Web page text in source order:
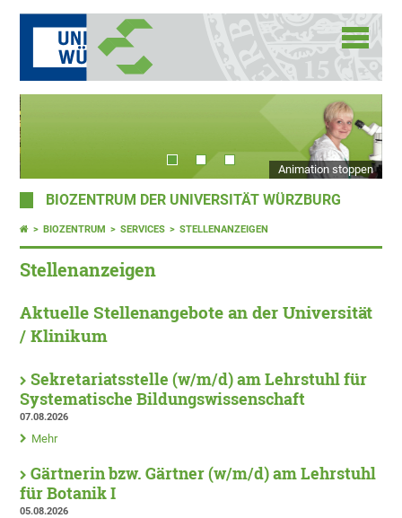
Animation stoppen
BIOZENTRUM DER UNIVERSITÄT WÜRZBURG
BIOZENTRUM SERVICES STELLENANZEIGEN
Stellenanzeigen
Aktuelle Stellenangebote an der Universität
/ Klinikum
Sekretariatsstelle (w/m/d) am Lehrstuhl für
Systematische Bildungswissenschaft
07.08.2026
Mehr
Gärtnerin bzw. Gärtner (w/m/d) am Lehrstuhl
für Botanik I
05.08.2026